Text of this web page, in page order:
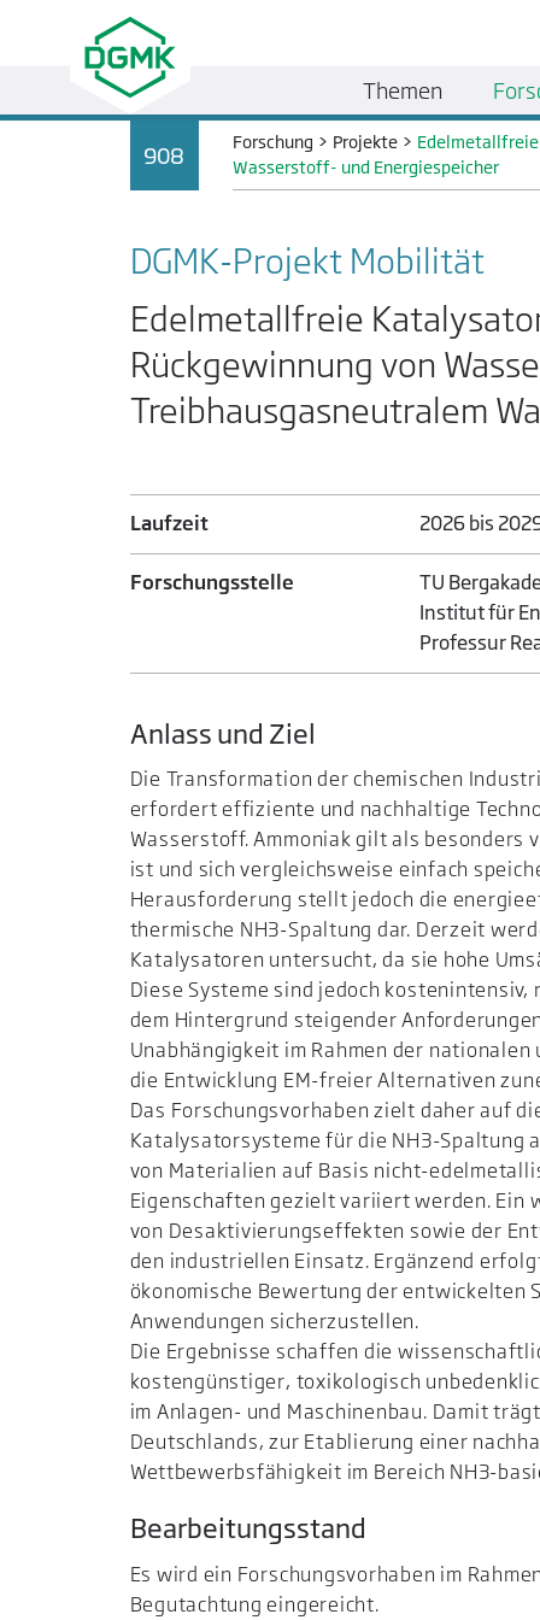
908 Forschung > Projekte >
Wasserstoff- und Energiespeicher
DGMK-Projekt Mobilität
Edelmetallfreie
Rückgewinnung von
Treibhausgasneutralem
Laufzeit 2026 bis
Forschungsstelle
TU
Institut für
Professur
Anlass und Ziel
Die Transformation der chemischen
erfordert effiziente und nachhaltige
Wasserstoff. Ammoniak gilt als
ist und sich vergleichsweise einfach
Herausforderung stellt jedoch die
thermische NH3-Spaltung dar. Derzeit
Katalysatoren untersucht, da sie hohe
Diese Systeme sind jedoch
dem Hintergrund steigender
Unabhängigkeit im Rahmen der
die Entwicklung EM-freier Alternativen
Das Forschungsvorhaben zielt daher auf
Katalysatorsysteme für die NH3-Spaltung
von Materialien auf Basis nicht-
Eigenschaften gezielt variiert werden. Ein
von Desaktivierungseffekten sowie der
den industriellen Einsatz. Ergänzend
ökonomische Bewertung der entwickelten
Anwendungen sicherzustellen.
Die Ergebnisse schaffen die
kostengünstiger, toxikologisch
im Anlagen- und Maschinenbau. Damit
Deutschlands, zur Etablierung einer
Wettbewerbsfähigkeit im Bereich NH3-
Bearbeitungsstand
Es wird ein Forschungsvorhaben im
Begutachtung eingereicht.
Themen